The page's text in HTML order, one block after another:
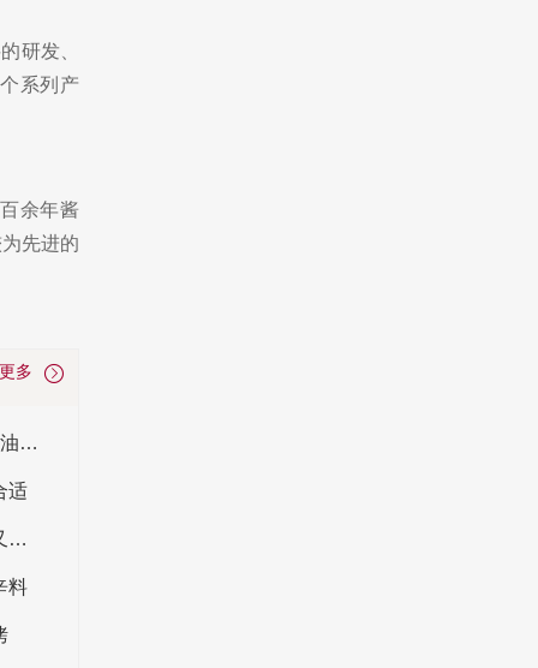
研发、
系列产
余年酱
先进的
多
生抽_老抽_味极鲜_蒸鱼豉油_海鲜酱油_红烧酱油_煲仔饭酱油_红/甜酱油_鱼生寿司酱油的区别
适
十类香气四溢的熬汤香料推荐 煲汤放什么香料又香又鲜
料